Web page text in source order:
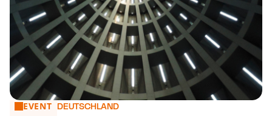
CMS Defense Session
EVENT DEUTSCHLAND